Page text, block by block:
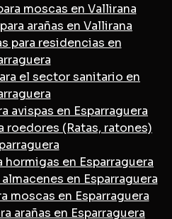
moscas en Vallirana
arañas en Vallirana
para residencias en
el sector sanitario en
avispas en Esparraguera
roedores (Ratas, ratones)
en Esparraguera
en Esparraguera
moscas en Esparraguera
arañas en Esparraguera